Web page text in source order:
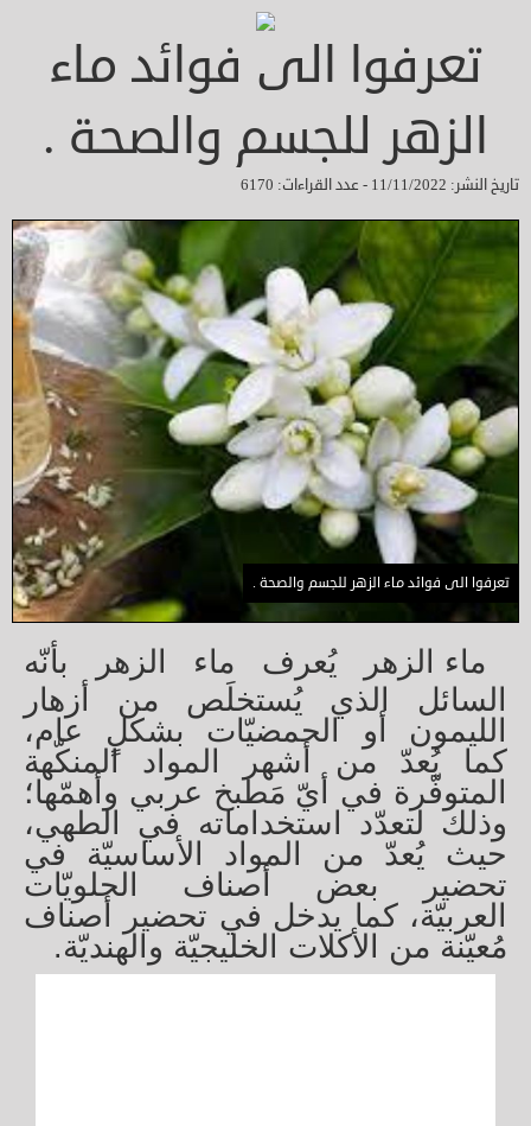
تعرفوا الى فوائد ماء
الزهر للجسم والصحة .
تاريخ النشر: 11/11/2022 - عدد القراءات: 6170
تعرفوا الى فوائد ماء الزهر للجسم والصحة .
ماء الزهر يُعرف ماء الزهر بأنّه
السائل الذي يُستخلَص من أزهار
الليمون أو الحمضيّات بشكلٍ عام،
كما يُعدّ من أشهر المواد المنكّهة
المتوفّرة في أيّ مَطبخ عربي وأهمّها؛
وذلك لتعدّد استخداماته في الطهي،
حيث يُعدّ من المواد الأساسيّة في
تحضير بعض أصناف الحلويّات
العربيّة، كما يدخل في تحضير أصناف
مُعيّنة من الأكلات الخليجيّة والهنديّة.